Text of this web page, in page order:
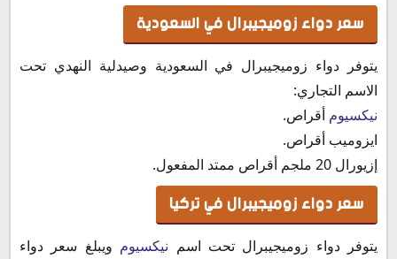
سعر دواء زوميجيبرال في السعودية
يتوفر دواء زوميجيبرال في السعودية وصيدلية النهدي تحت
الاسم التجاري:
نيكسيوم أقراص.
ايزوميب أقراص.
إزيورال 20 ملجم أقراص ممتد المفعول.‏
سعر دواء زوميجيبرال في تركيا
يتوفر دواء زوميجيبرال تحت اسم نيكسيوم ويبلغ سعر دواء